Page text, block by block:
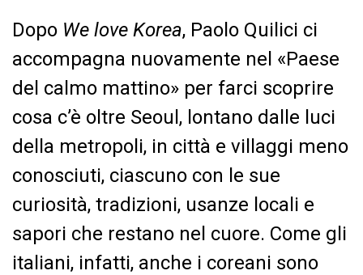
Dopo We love Korea, Paolo Quilici ci
accompagna nuovamente nel «Paese
del calmo mattino» per farci scoprire
cosa c’è oltre Seoul, lontano dalle luci
della metropoli, in città e villaggi meno
conosciuti, ciascuno con le sue
curiosità, tradizioni, usanze locali e
sapori che restano nel cuore. Come gli
italiani, infatti, anche i coreani sono